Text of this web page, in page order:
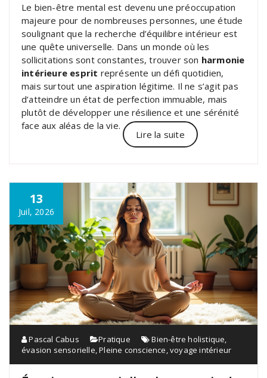
Le bien-être mental est devenu une préoccupation
majeure pour de nombreuses personnes, une étude
soulignant que la recherche d’équilibre intérieur est
une quête universelle. Dans un monde où les
sollicitations sont constantes, trouver son harmonie
intérieure esprit représente un défi quotidien,
mais surtout une aspiration légitime. Il ne s’agit pas
d’atteindre un état de perfection immuable, mais
plutôt de développer une résilience et une sérénité
face aux aléas de la vie.
Lire la suite
13
Juil, 2026
Pascal Cabus Pratique Bien-être holistique
évasion sensorielle ,Pleine conscience ,voyage intérieur